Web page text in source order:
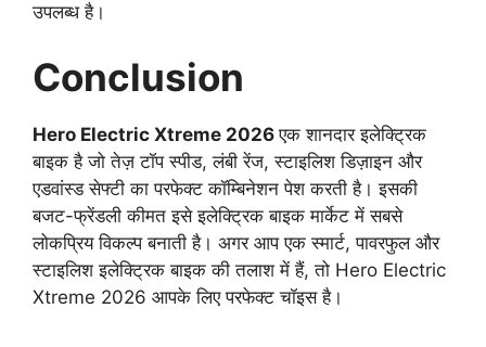
उपलब्ध है।
Conclusion
Hero Electric Xtreme 2026एक शानदार इलेक्ट्रिक
बाइक है जो तेज़ टॉप स्पीड, लंबी रेंज, स्टाइलिश डिज़ाइन और
एडवांस्ड सेफ्टी का परफेक्ट कॉम्बिनेशन पेश करती है। इसकी
बजट-फ्रेंडली कीमत इसे इलेक्ट्रिक बाइक मार्केट में सबसे
लोकप्रिय विकल्प बनाती है। अगर आप एक स्मार्ट, पावरफुल और
स्टाइलिश इलेक्ट्रिक बाइक की तलाश में हैं, तो Hero Electric
Xtreme 2026 आपके लिए परफेक्ट चॉइस है।